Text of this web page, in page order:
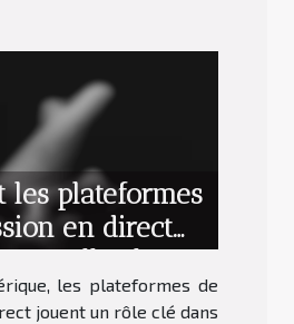
les plateformes
en direct
elles les
en ligne ?
les plateformes de
jouent un rôle clé dans